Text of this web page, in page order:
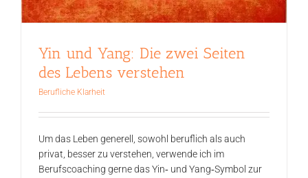
Yin und Yang: Die zwei Seiten
des Lebens verstehen
Berufliche Klarheit
Um das Leben generell, sowohl beruflich als auch
privat, besser zu verstehen, verwende ich im
Berufscoaching gerne das Yin‑ und Yang‑Symbol zur